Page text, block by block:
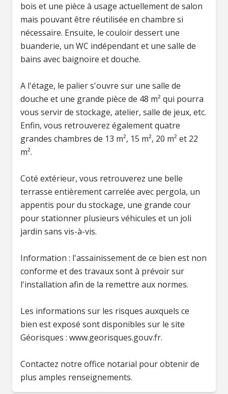
bois et une pièce à usage actuellement de salon
mais pouvant être réutilisée en chambre si
nécessaire. Ensuite, le couloir dessert une
buanderie, un WC indépendant et une salle de
bains avec baignoire et douche.
A l'étage, le palier s'ouvre sur une salle de
douche et une grande pièce de 48 m² qui pourra
vous servir de stockage, atelier, salle de jeux, etc.
Enfin, vous retrouverez également quatre
grandes chambres de 13 m², 15 m², 20 m² et 22
m².
Coté extérieur, vous retrouverez une belle
terrasse entièrement carrelée avec pergola, un
appentis pour du stockage, une grande cour
pour stationner plusieurs véhicules et un joli
jardin sans vis-à-vis.
Information : l'assainissement de ce bien est non
conforme et des travaux sont à prévoir sur
l'installation afin de la remettre aux normes.
Les informations sur les risques auxquels ce
bien est exposé sont disponibles sur le site
Géorisques : www.georisques.gouv.fr.
Contactez notre office notarial pour obtenir de